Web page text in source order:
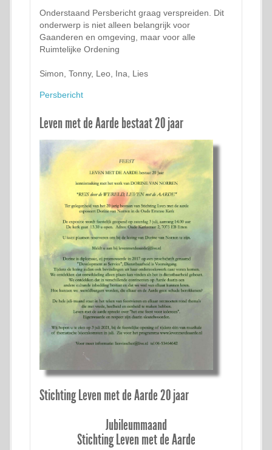
Onderstaand Persbericht graag verspreiden. Dit
onderwerp is niet alleen belangrijk voor
Gaanderen en omgeving, maar voor alle
Ruimtelijke Ordening
Simon, Tonny, Leo, Ina, Lies
Persbericht
Leven met de Aarde bestaat 20 jaar
Stichting Leven met de Aarde 20 jaar
Jubileummaand
Stichting Leven met de Aarde